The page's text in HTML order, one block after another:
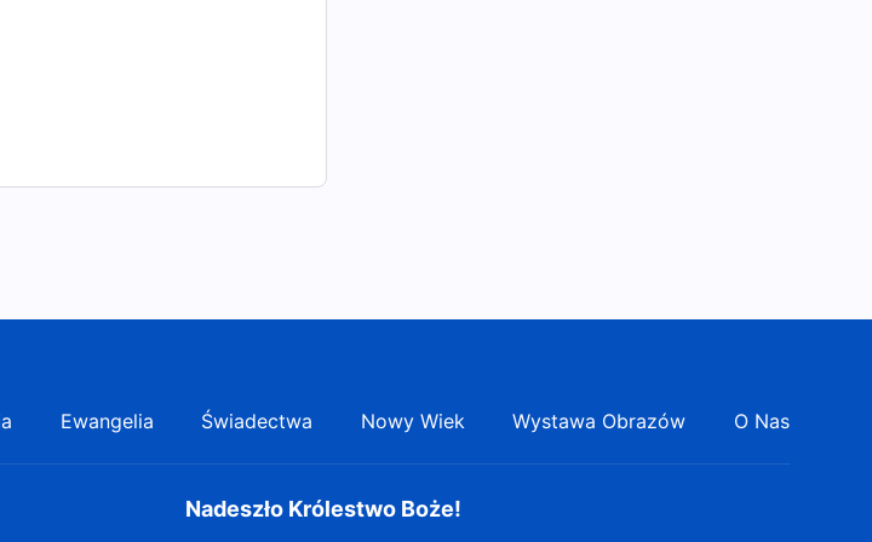
Ewangelia Świadectwa Nowy Wiek Wystawa Obrazów O Nas
Nadeszło Królestwo Boże!